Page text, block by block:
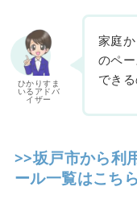
ひかりすま
いるアドバ
イザー
家庭
のペ
できる
>>坂戸市から利
ール一覧はこちら